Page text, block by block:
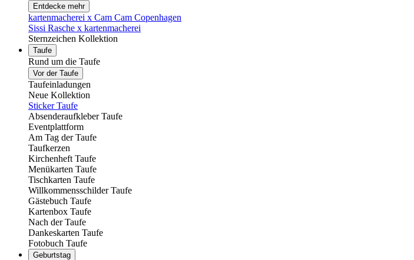
Entdecke mehr
kartenmacherei x Cam Cam Copenhagen
Sissi Rasche x kartenmacherei
Sternzeichen Kollektion
Taufe
Rund um die Taufe
Vor der Taufe
Taufeinladungen
Neue Kollektion
Sticker Taufe
Absenderaufkleber Taufe
Eventplattform
Am Tag der Taufe
Taufkerzen
Kirchenheft Taufe
Menükarten Taufe
Tischkarten Taufe
Willkommensschilder Taufe
Gästebuch Taufe
Kartenbox Taufe
Nach der Taufe
Dankeskarten Taufe
Fotobuch Taufe
Geburtstag